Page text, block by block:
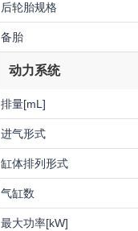
后轮胎规格
备胎
动力系统
排量[mL]
进气形式
缸体排列形式
气缸数
最大功率[kW]